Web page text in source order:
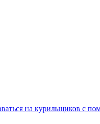
на курильщиков с